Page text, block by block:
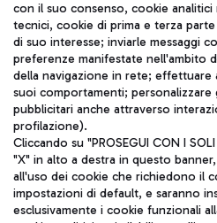
TRAVEL
ITA
con il suo consenso, cookie analitici
tecnici, cookie di prima e terza
di suo interesse; inviarle messaggi
preferenze manifestate nell'ambito
della navigazione in rete; effettuare
suoi comportamenti; personalizzare
pubblicitari anche attraverso
profilazione).
Cliccando su "PROSEGUI CON I
"X" in alto a destra in questo
all'uso dei cookie che richiedono il
impostazioni di default, e saranno
esclusivamente i cookie funzionali